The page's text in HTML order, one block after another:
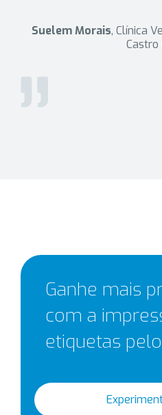
Suelem Morais, Clínica
Castro
Ganhe mais
com a
etiquetas